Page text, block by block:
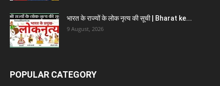
भारत के राज्यों के लोक नृत्य की सूची | Bharat ke...
9 August, 2026
POPULAR CATEGORY